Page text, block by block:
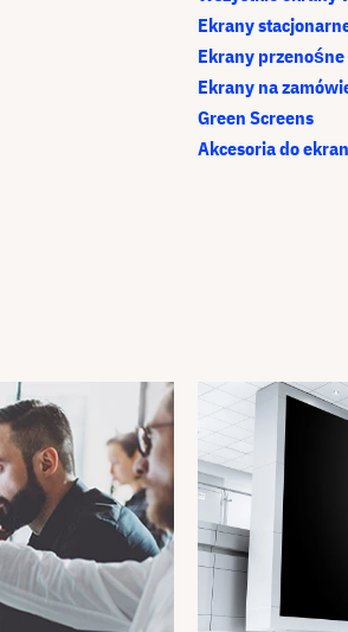
Ekrany
Ekrany przenośne
Ekrany na
Green Screens
Akcesoria do